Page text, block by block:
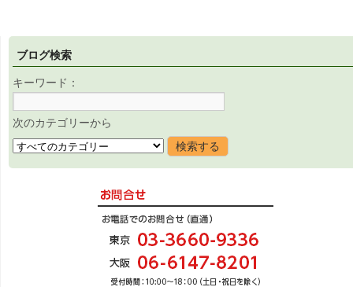
ブログ検索
キーワード：
次のカテゴリーから